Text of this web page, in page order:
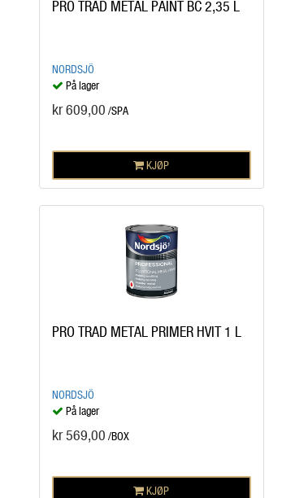
PRO TRAD METAL PAINT BC 2,35 L
NORDSJÖ
På lager
kr 609,00 /SPA
KJØP
PRO TRAD METAL PRIMER HVIT 1 L
NORDSJÖ
På lager
kr 569,00 /BOX
KJØP